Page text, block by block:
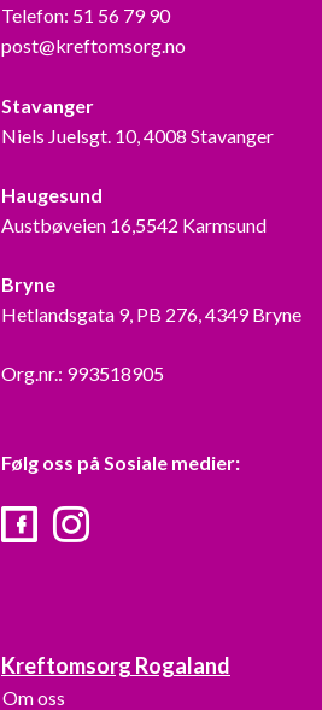
Telefon: 51 56 79 90
post@kreftomsorg.no
Stavanger
Niels Juelsgt. 10, 4008 Stavanger
Haugesund
Austbøveien 16,5542 Karmsund
Bryne
Hetlandsgata 9, PB 276, 4349 Bryne
Org.nr.: 993518905
Følg oss på Sosiale medier:
FacebookInstagram
Kreftomsorg Rogaland
Om oss